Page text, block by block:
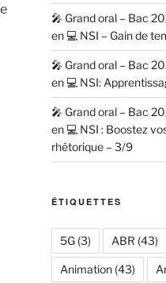
🎤 Grand oral – Bac
en 💻 NSI – Gain de
🎤 Grand oral – Bac
en 💻 NSI:
🎤 Grand oral – Bac
en 💻 NSI : Boostez
rhétorique – 3/9
ÉTIQUETTES
5G(3) ABR (43)
Animation(43)